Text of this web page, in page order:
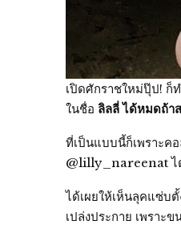
เปิดศักราชใหม่ปุ๊ป! ก็
ในชื่อ ลิลลี่ ได้หมดถ้า
ที่เป็นแบบนี้ก็เพราะค
@lilly_nareenat ไ
ได้เผยให้เห็นลุคแซ่บ
เปล่งประกาย เพราะ